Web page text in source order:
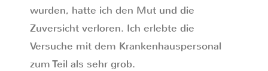
wurden, hatte ich den Mut und die
Zuversicht verloren. Ich erlebte die
Versuche mit dem Krankenhauspersonal
zum Teil als sehr grob.